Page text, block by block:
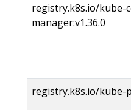
registry.k8s.io/kube-
manager:v1.36.0
registry.k8s.io/kube-